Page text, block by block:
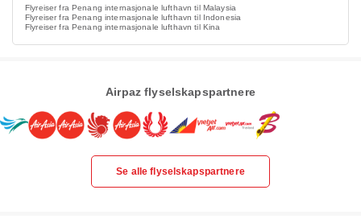
Flyreiser fra Penang internasjonale lufthavn til Malaysia
Flyreiser fra Penang internasjonale lufthavn til Indonesia
Flyreiser fra Penang internasjonale lufthavn til Kina
Airpaz flyselskapspartnere
Se alle flyselskapspartnere